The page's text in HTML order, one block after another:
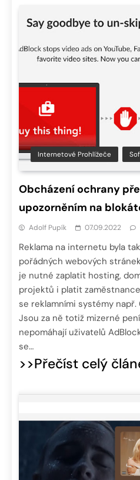
Internetové Prohlížeče
Obcházení ochrany
upozorněním na
Adolf Pupík 07.09.2022
Reklama na internetu byla
pořádných webových
je nutné zaplatit hosting,
projektů i platit
se reklamními systémy např.
Jsou za ně totiž mizerné
nepomáhají uživatelů
se…
>>Přečíst celý